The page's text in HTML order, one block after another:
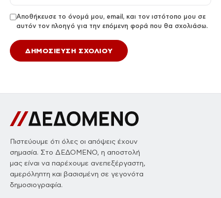
Αποθήκευσε το όνομά μου, email, και τον ιστότοπο μου σε
αυτόν τον πλοηγό για την επόμενη φορά που θα σχολιάσω.
Πιστεύουμε ότι όλες οι απόψεις έχουν
σημασία. Στο ΔΕΔΟΜΕΝΟ, η αποστολή
μας είναι να παρέχουμε ανεπεξέργαστη,
αμερόληπτη και βασισμένη σε γεγονότα
δημοσιογραφία.